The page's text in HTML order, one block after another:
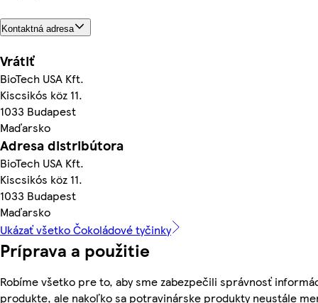
Kontaktná adresa
Vrátiť
BioTech USA Kft.
Kiscsikós köz 11.
1033 Budapest
Maďarsko
Adresa distribútora
BioTech USA Kft.
Kiscsikós köz 11.
1033 Budapest
Maďarsko
Ukázať všetko Čokoládové tyčinky
Príprava a použitie
Robíme všetko pre to, aby sme zabezpečili správnosť
produkte, ale nakoľko sa potravinárske produkty neustále